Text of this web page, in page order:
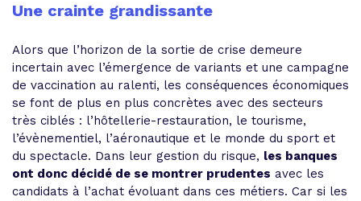
Une crainte grandissante
Alors que l’horizon de la sortie de crise demeure
incertain avec l’émergence de variants et une campagne
de vaccination au ralenti, les conséquences économiques
se font de plus en plus concrètes avec des secteurs
très ciblés : l’hôtellerie-restauration, le tourisme,
l’évènementiel, l’aéronautique et le monde du sport et
du spectacle. Dans leur gestion du risque, les banques
ont donc décidé de se montrer prudentes avec les
candidats à l’achat évoluant dans ces métiers. Car si les